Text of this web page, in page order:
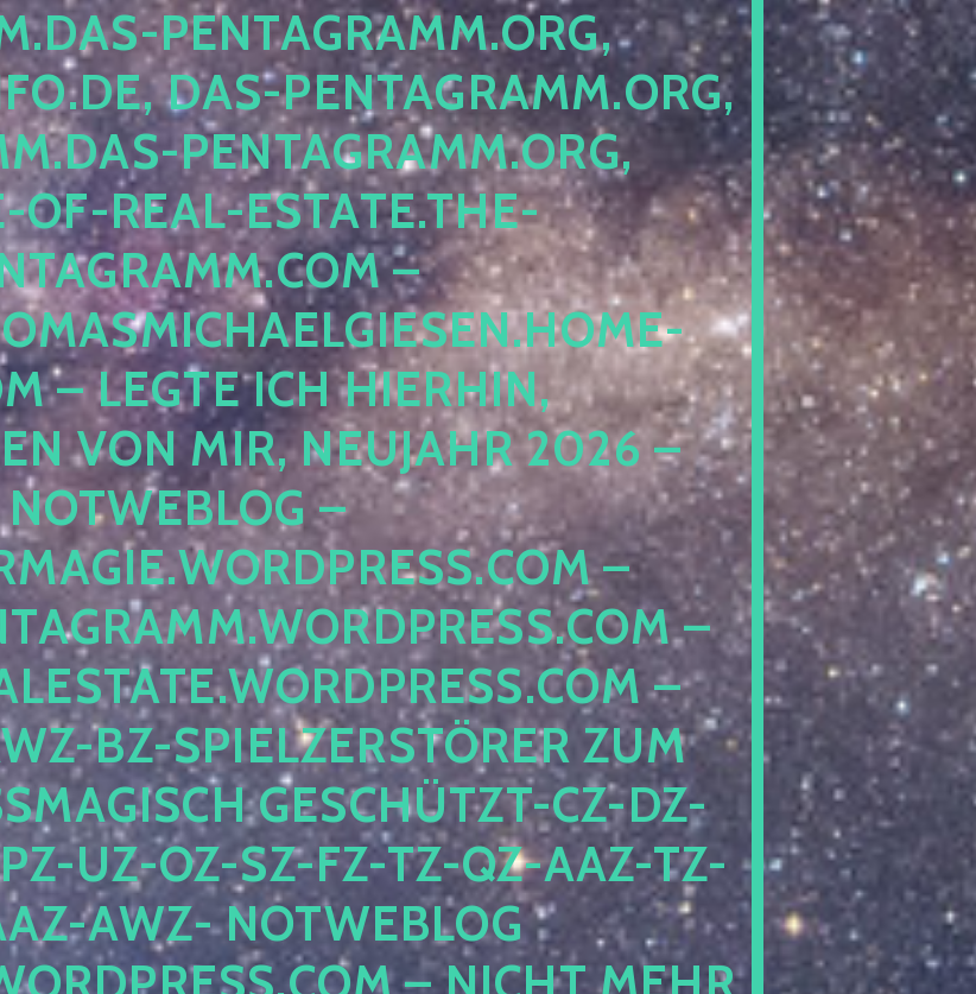
PENTAGRAMM.ORG, S
DAS-PENTAGRAMM.ORG, P
PENTAGRAMM.ORG, L
REAL-ESTATE.THE-P
– E
B
– LEGTE ICH HIERHIN, I
VON MIR, NEUJAHR 2026 – N
OTWEBLOG – F
– D
– L
– A
BZ-SPIELZERSTÖRER ZUM S
GESCHÜTZT-CZ-DZ-ZZ
OZ-SZ-FZ-TZ-QZ-AAZ-TZ-HZ
AWZ- NOTWEBLOG PE
– NICHT MEHR BE